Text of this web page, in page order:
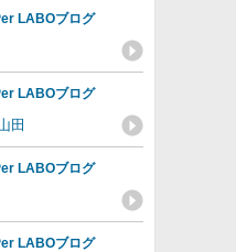
LABOブログ
LABOブログ
田
LABOブログ
LABOブログ